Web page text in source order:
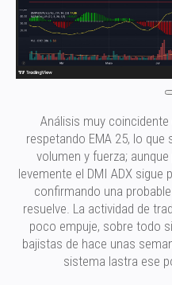
Análisis muy
respetando EMA 25, lo que
volumen y fuerza;
levemente el DMI ADX sigue
confirmando una
resuelve. La actividad de
poco empuje, sobre todo
bajistas de hace unas
sistema lastra ese